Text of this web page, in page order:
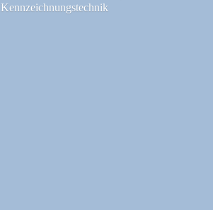
Kennzeichnungstechnik